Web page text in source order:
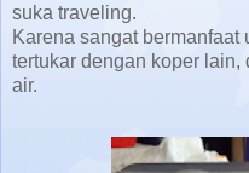
suka traveling.
Karena sangat bermanfaat
tertukar dengan koper lain,
air.